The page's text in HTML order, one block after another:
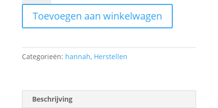
Toevoegen aan winkelwagen
Categorieën: hannah, Herstellen
Beschrijving